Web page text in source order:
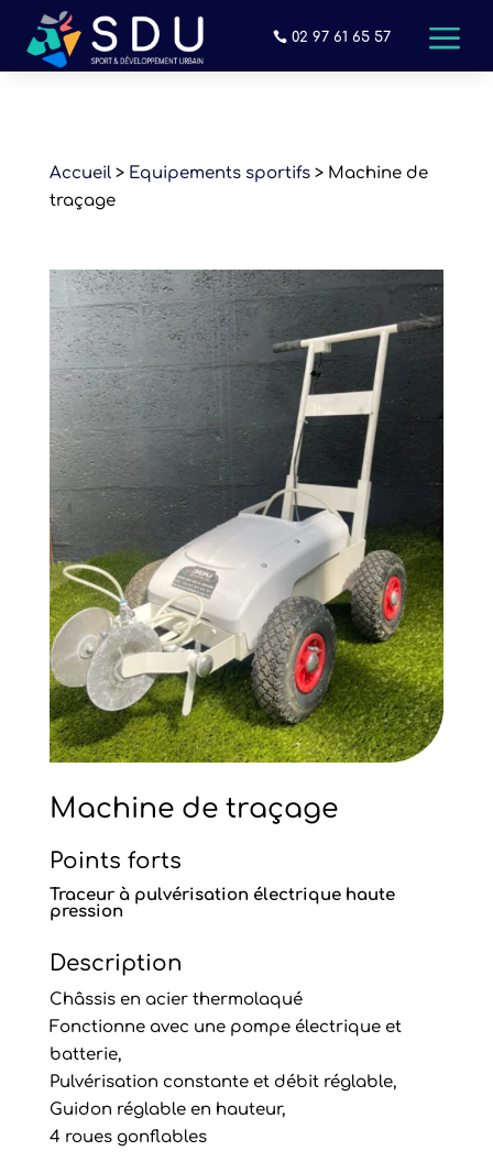
02 97 61 65 57 a
Accueil> Equipements sportifs> Machine de
traçage
Machine de traçage
Points forts
Traceur à pulvérisation électrique haute
pression
Description
Châssis en acier thermolaqué
Fonctionne avec une pompe électrique et
batterie,
Pulvérisation constante et débit réglable,
Guidon réglable en hauteur,
4 roues gonflables